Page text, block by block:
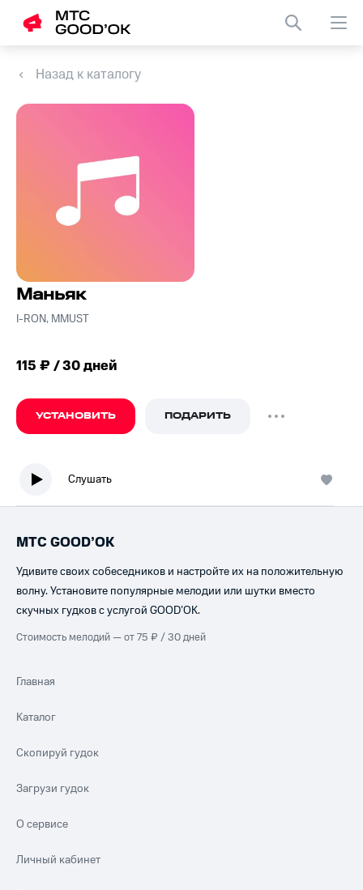
Назад к каталогу
Маньяк
I-RON, MMUST
115 ₽ / 30 дней
УСТАНОВИТЬ ПОДАРИТЬ
Слушать
МТС GOOD’OK
Удивите своих собеседников и настройте их на положительную
волну. Установите популярные мелодии или шутки вместо
скучных гудков с услугой GOOD’OK.
Стоимость мелодий — от 75 ₽ / 30 дней
Главная
Каталог
Скопируй гудок
Загрузи гудок
О сервисе
Личный кабинет